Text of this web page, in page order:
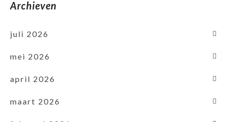
Archieven
juli 2026
mei 2026
april 2026
maart 2026